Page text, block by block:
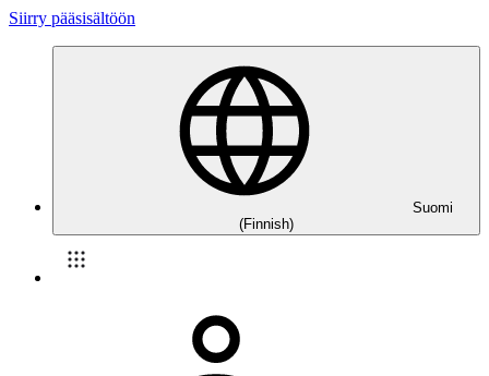
Siirry pääsisältöön
Suomi
(Finnish)